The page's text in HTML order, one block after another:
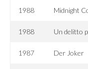
1988 Midnight
1988 Un delitto
1987 Der Joker